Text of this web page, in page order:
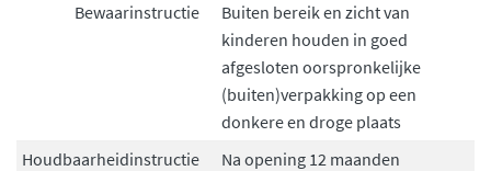
Bewaarinstructie
Buiten bereik en zicht van
kinderen houden in goed
afgesloten oorspronkelijke
(buiten)verpakking op een
donkere en droge plaats
Houdbaarheidinstructie
Na opening 12 maanden